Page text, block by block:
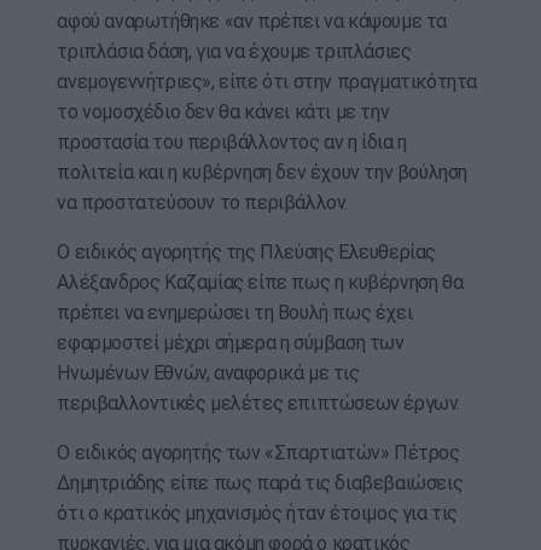
αφού αναρωτήθηκε «αν πρέπει να κάψουμε τα
τριπλάσια δάση, για να έχουμε τριπλάσιες
ανεμογεννήτριες», είπε ότι στην πραγματικότητα
το νομοσχέδιο δεν θα κάνει κάτι με την
προστασία του περιβάλλοντος αν η ίδια η
πολιτεία και η κυβέρνηση δεν έχουν την βούληση
να προστατεύσουν το περιβάλλον.
Ο ειδικός αγορητής της Πλεύσης Ελευθερίας
Αλέξανδρος Καζαμίας είπε πως η κυβέρνηση θα
πρέπει να ενημερώσει τη Βουλή πως έχει
εφαρμοστεί μέχρι σήμερα η σύμβαση των
Ηνωμένων Εθνών, αναφορικά με τις
περιβαλλοντικές μελέτες επιπτώσεων έργων.
Ο ειδικός αγορητής των «Σπαρτιατών» Πέτρος
Δημητριάδης είπε πως παρά τις διαβεβαιώσεις
ότι ο κρατικός μηχανισμός ήταν έτοιμος για τις
πυρκαγιές, για μια ακόμη φορά ο κρατικός